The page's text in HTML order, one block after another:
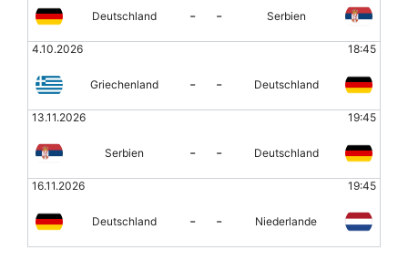
Deutschland - - Serbien
4.10.2026 18:45
Griechenland - - Deutschland
13.11.2026 19:45
Serbien - - Deutschland
16.11.2026 19:45
Deutschland - - Niederlande